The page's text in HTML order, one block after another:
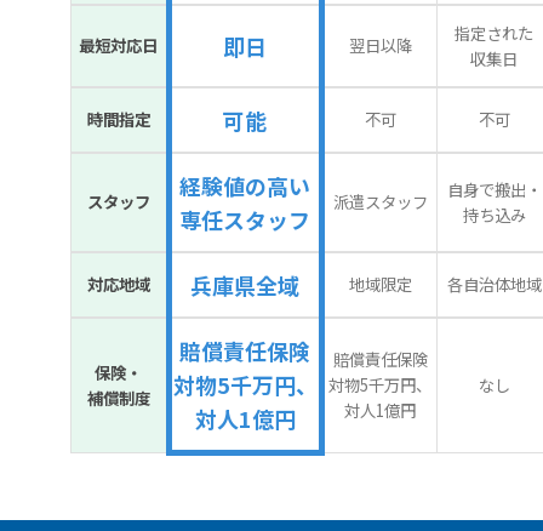
最短対応日 即日 翌日以降
指定された
収集日
時間指定 可能 不可 不可
スタッフ
経験値の高い
専任スタッフ
派遣スタッフ
自身で搬出・
持ち込み
対応地域 兵庫県全域 地域限定 各自治体地域
保険・
補償制度
賠償責任保険
対物5千万円、
対人1億円
賠償責任保険
対物5千万円、
対人1億円
なし